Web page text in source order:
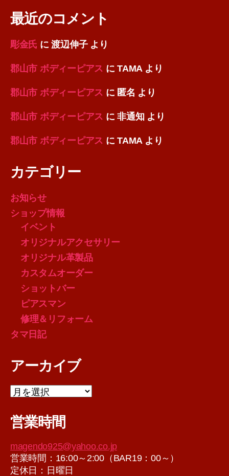
最近のコメント
彫金氏 に渡辺伸子より
郡山市 ボディーピアス にTAMA より
郡山市 ボディーピアス に 匿名 より
郡山市 ボディーピアス に非通知 より
郡山市 ボディーピアス にTAMA より
カテゴリー
お知らせ
ショップ情報
イベント
オリジナルアクセサリー
オリジナル革製品
カスタムオーダー
ショットバー
ピアスマン
修理＆リフォーム
タマ日記
アーカイブ
ア
ー
イ
営業時間
magendo925@yahoo.co.jp
営業時間：16:00～2:00（BAR19：00～）
定休日：日曜日